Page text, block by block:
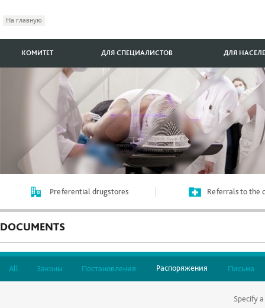
На главную
КОМИТЕТ ДЛЯ СПЕЦИАЛИСТОВ ДЛЯ
Preferential drugstores Referrals to the
DOCUMENTS
All Законы Постановления Распоряжения Письма
Specify